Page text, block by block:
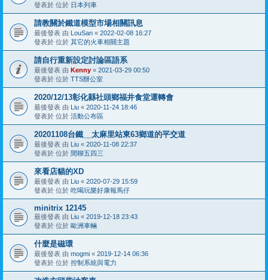
發表於 位於 日本列車
請教關於鐵道模型市場相關訊息
最後發表 由 LouSan « 2022-02-08 16:27
發表於 位於 其它的火車相關主題
請自行重新設定討論區語系
最後發表 由 Kenny « 2021-03-29 00:50
發表於 位於 TTS辦公室
2020/12/13彰化縣社頭鄉福井食堂運轉會
最後發表 由 Liu « 2020-11-24 18:46
發表於 位於 活動公布區
20201108台鐵__太麻里站東63鄉道的平交道
最後發表 由 Liu « 2020-11-08 22:37
發表於 位於 閒聊五四三
來看店貓的XD
最後發表 由 Liu « 2020-07-29 15:59
發表於 位於 吃喝玩樂好康報馬仔
minitrix 12145
最後發表 由 Liu « 2019-12-18 23:43
發表於 位於 歐洲車輛
什麼是磁環
最後發表 由 mogmi « 2019-12-14 06:36
發表於 位於 控制系統與電力